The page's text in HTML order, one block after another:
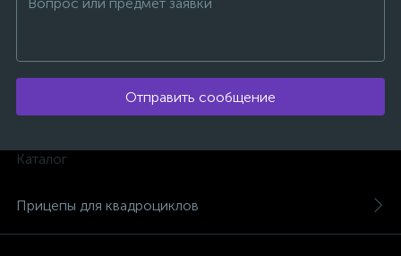
Отправить сообщение
Каталог
Прицепы для квадроциклов